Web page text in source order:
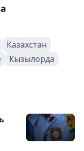
Казахстан
Кызылорда